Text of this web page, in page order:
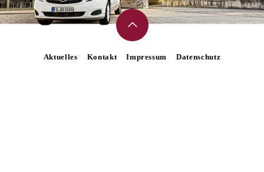
Aktuelles Kontakt Impressum Datenschutz